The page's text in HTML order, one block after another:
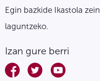
Egin bazkide Ikastola
laguntzeko.
Izan gure berri